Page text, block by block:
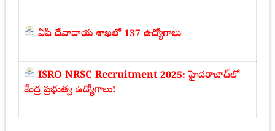
ఏపీ దేవాదాయ శాఖలో 137 ఉద్యోగాలు
ISRO NRSC Recruitment 2025: హైదరాబాద్‌లో
కేంద్ర ప్రభుత్వ ఉద్యోగాలు!